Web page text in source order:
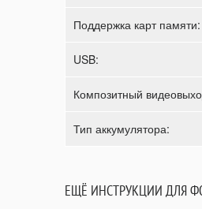
Поддержка карт памяти:
USB:
Композитный
Тип аккумулятора:
ЕЩЁ ИНСТРУКЦИИ ДЛЯ